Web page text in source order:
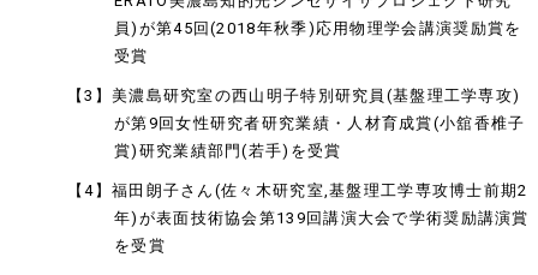
員)が第45回(2018年秋季)応用物理学会講演奨励賞を
受賞
【3】美濃島研究室の西山明子特別研究員(基盤理工学専攻)
が第9回女性研究者研究業績・人材育成賞(小舘香椎子
賞)研究業績部門(若手)を受賞
【4】福田朗子さん(佐々木研究室,基盤理工学専攻博士前期2
年)が表面技術協会第139回講演大会で学術奨励講演賞
を受賞